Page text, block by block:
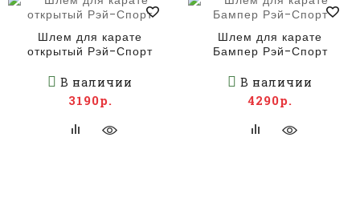
Шлем для карате
открытый Рэй-Спорт
В наличии
3190р.
Шлем для карате
Бампер Рэй-Спорт
В наличии
4290р.